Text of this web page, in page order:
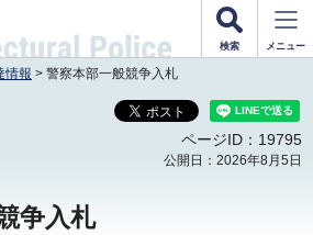
検索 メニュー
情報 > 警察本部一般競争入札
ページID：19795
公開日：2026年8月5日
争入札